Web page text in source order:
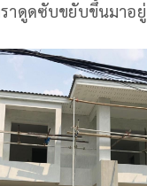
าดูดซับขยับขึ้นมาอ